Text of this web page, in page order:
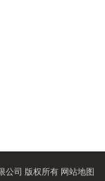
公司 版权所有 网站地图